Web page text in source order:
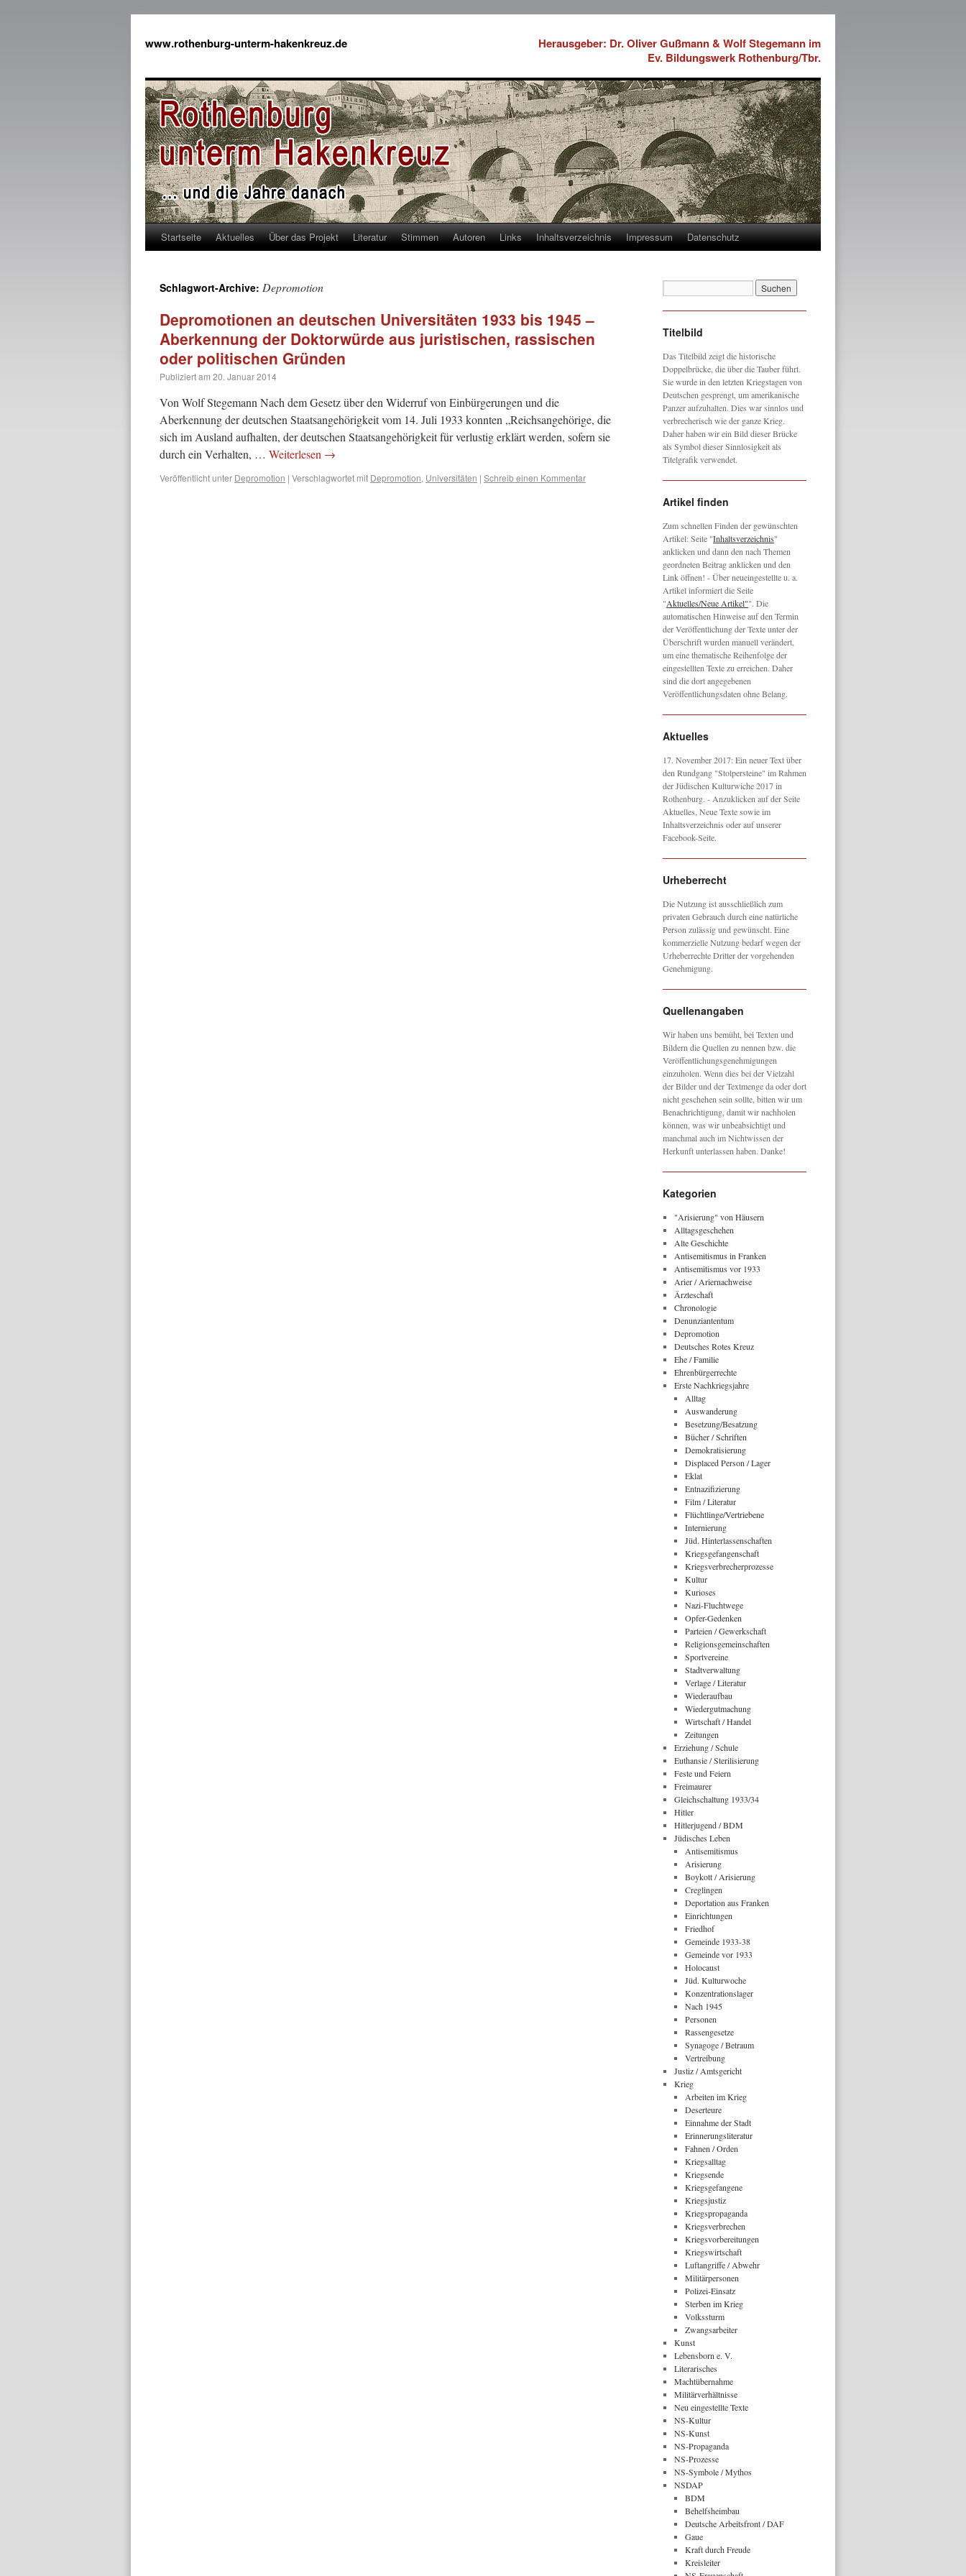
www.rothenburg-unterm-hakenkreuz.de
Herausgeber: Dr. Oliver Gußmann & Wolf Stegemann im
Ev. Bildungswerk Rothenburg/Tbr.
Startseite Aktuelles Über das Projekt Literatur Stimmen Autoren Links Inhaltsverzeichnis Impressum Datenschutz
Schlagwort-Archive: Depromotion
Depromotionen an deutschen Universitäten 1933 bis 1945 –
Aberkennung der Doktorwürde aus juristischen, rassischen
oder politischen Gründen
Publiziert am 20. Januar 2014
Von Wolf Stegemann Nach dem Gesetz über den Widerruf von Einbürgerungen und die
Aberkennung der deutschen Staatsangehörigkeit vom 14. Juli 1933 konnten „Reichsangehörige, die
sich im Ausland aufhalten, der deutschen Staatsangehörigkeit für verlustig erklärt werden, sofern sie
durch ein Verhalten, … Weiterlesen →
Veröffentlicht unter Depromotion | Verschlagwortet mit Depromotion, Universitäten | Schreib einen Kommentar
Titelbild
Das Titelbild zeigt die historische
Doppelbrücke, die über die Tauber führt.
Sie wurde in den letzten Kriegstagen von
Deutschen gesprengt, um amerikanische
Panzer aufzuhalten. Dies war sinnlos und
verbrecherisch wie der ganze Krieg.
Daher haben wir ein Bild dieser Brücke
als Symbol dieser Sinnlosigkeit als
Titelgrafik verwendet.
Artikel finden
Zum schnellen Finden der gewünschten
Artikel: Seite "Inhaltsverzeichnis"
anklicken und dann den nach Themen
geordneten Beitrag anklicken und den
Link öffnen! - Über neueingestellte u. a.
Artikel informiert die Seite
"Aktuelles/Neue Artikel"". Die
automatischen Hinweise auf den Termin
der Veröffentlichung der Texte unter der
Überschrift wurden manuell verändert,
um eine thematische Reihenfolge der
eingestellten Texte zu erreichen. Daher
sind die dort angegebenen
Veröffentlichungsdaten ohne Belang.
Aktuelles
17. November 2017: Ein neuer Text über
den Rundgang "Stolpersteine" im Rahmen
der Jüdischen Kulturwiche 2017 in
Rothenburg. - Anzuklicken auf der Seite
Aktuelles, Neue Texte sowie im
Inhaltsverzeichnis oder auf unserer
Facebook-Seite.
Urheberrecht
Die Nutzung ist ausschließlich zum
privaten Gebrauch durch eine natürliche
Person zulässig und gewünscht. Eine
kommerzielle Nutzung bedarf wegen der
Urheberrechte Dritter der vorgehenden
Genehmigung.
Quellenangaben
Wir haben uns bemüht, bei Texten und
Bildern die Quellen zu nennen bzw. die
Veröffentlichungsgenehmigungen
einzuholen. Wenn dies bei der Vielzahl
der Bilder und der Textmenge da oder dort
nicht geschehen sein sollte, bitten wir um
Benachrichtigung, damit wir nachholen
können, was wir unbeabsichtigt und
manchmal auch im Nichtwissen der
Herkunft unterlassen haben. Danke!
Kategorien
"Arisierung" von Häusern
Alltagsgeschehen
Alte Geschichte
Antisemitismus in Franken
Antisemitismus vor 1933
Arier / Ariernachweise
Ärzteschaft
Chronologie
Denunziantentum
Depromotion
Deutsches Rotes Kreuz
Ehe / Familie
Ehrenbürgerrechte
Erste Nachkriegsjahre
Alltag
Auswanderung
Besetzung/Besatzung
Bücher / Schriften
Demokratisierung
Displaced Person / Lager
Eklat
Entnazifizierung
Film / Literatur
Flüchtlinge/Vertriebene
Internierung
Jüd. Hinterlassenschaften
Kriegsgefangenschaft
Kriegsverbrecherprozesse
Kultur
Kurioses
Nazi-Fluchtwege
Opfer-Gedenken
Parteien / Gewerkschaft
Religionsgemeinschaften
Sportvereine
Stadtverwaltung
Verlage / Literatur
Wiederaufbau
Wiedergutmachung
Wirtschaft / Handel
Zeitungen
Erziehung / Schule
Euthansie / Sterilisierung
Feste und Feiern
Freimaurer
Gleichschaltung 1933/34
Hitler
Hitlerjugend / BDM
Jüdisches Leben
Antisemitismus
Arisierung
Boykott / Arisierung
Creglingen
Deportation aus Franken
Einrichtungen
Friedhof
Gemeinde 1933-38
Gemeinde vor 1933
Holocaust
Jüd. Kulturwoche
Konzentrationslager
Nach 1945
Personen
Rassengesetze
Synagoge / Betraum
Vertreibung
Justiz / Amtsgericht
Krieg
Arbeiten im Krieg
Deserteure
Einnahme der Stadt
Erinnerungsliteratur
Fahnen / Orden
Kriegsalltag
Kriegsende
Kriegsgefangene
Kriegsjustiz
Kriegspropaganda
Kriegsverbrechen
Kriegsvorbereitungen
Kriegswirtschaft
Luftangriffe / Abwehr
Militärpersonen
Polizei-Einsatz
Sterben im Krieg
Volkssturm
Zwangsarbeiter
Kunst
Lebensborn e. V.
Literarisches
Machtübernahme
Militärverhältnisse
Neu eingestellte Texte
NS-Kultur
NS-Kunst
NS-Propaganda
NS-Prozesse
NS-Symbole / Mythos
NSDAP
BDM
Behelfsheimbau
Deutsche Arbeitsfront / DAF
Gaue
Kraft durch Freude
Kreisleiter